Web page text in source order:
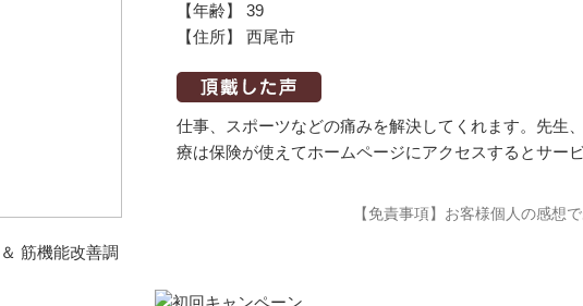
【年齢】 39
【住所】 西尾市
仕事、スポーツなどの痛みを解決してくれます。先生
療は保険が使えてホームページにアクセスするとサー
【免責事項】お客様個人の感想